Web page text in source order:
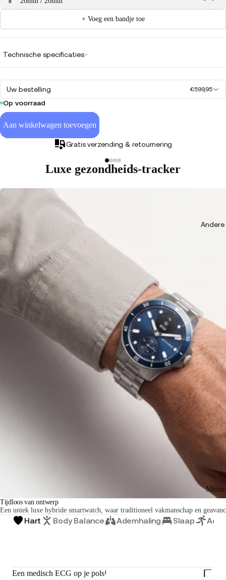
Menu
+ Voeg een bandje toe
Technische specificaties
Uw bestelling €599,95
Op voorraad
Aan winkelwagen toevoegen
Gratis verzending & retournering
Luxe gezondheids-tracker
Tijdloos van ontwerp
Een uniek luxe hybride smartwatch, waar traditioneel vakmanschap en
Hart Body Balance Ademhaling Slaap
Een medisch ECG op je pols¹